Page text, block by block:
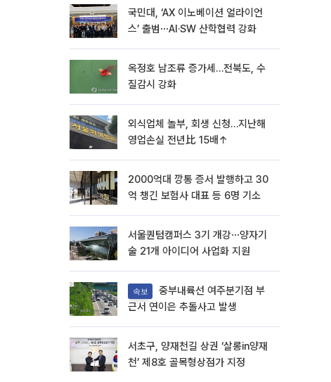
국민대, ‘AX 이노베이션 얼라이언
스’ 출범⋯AI·SW 산학협력 강화
옥정호 남조류 증가세…전북도, 수
질감시 강화
외식업체 놀부, 회생 신청…지난해
영업손실 전년比 15배↑
2000억대 깡통 증서 발행하고 30
억 챙긴 보험사 대표 등 6명 기소
서울퀀텀캠퍼스 3기 개강⋯양자기
술 21개 아이디어 사업화 지원
속보
근서 연이은 추돌사고 발생
서초구, 양재천길 상권 ‘살롱in양재
천’ 제8호 골목형상점가 지정